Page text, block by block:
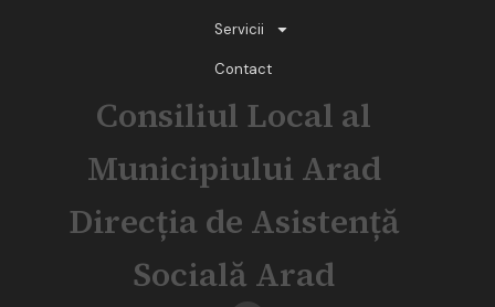
Servicii
Contact
Consiliul Local al
Municipiului Arad
Direcția de Asistență
Socială Arad